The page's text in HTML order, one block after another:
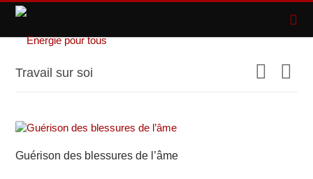
Travail sur soi
Guérison des blessures de l’âme